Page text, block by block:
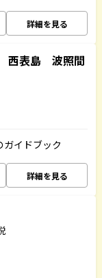
詳細を見る
西表島 波照間
イドブック
詳細を見る